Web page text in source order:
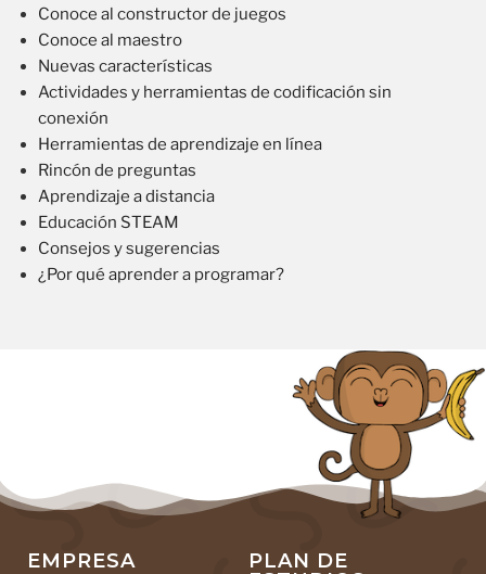
Conoce al constructor de juegos
Conoce al maestro
Nuevas características
Actividades y herramientas de codificación sin
conexión
Herramientas de aprendizaje en línea
Rincón de preguntas
Aprendizaje a distancia
Educación STEAM
Consejos y sugerencias
¿Por qué aprender a programar?
EMPRESA
PLAN DE